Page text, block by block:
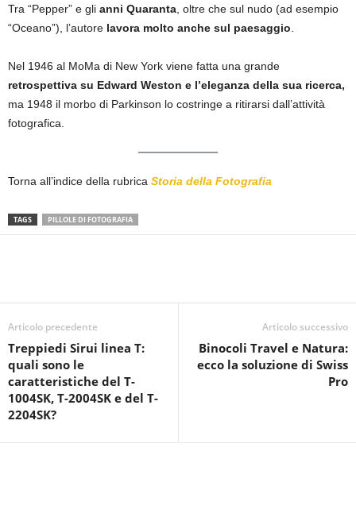
Tra “Pepper” e gli anni Quaranta , oltre che sul nudo (ad esempio
“Oceano”), l’autore lavora molto anche sul paesaggio
Nel 1946 al MoMa di New York viene fatta una grande
retrospettiva su Edward Weston e l’eleganza della sua ricerca,
ma 1948 il morbo di Parkinson lo costringe a ritirarsi dall’attività
fotografica.
Torna all’indice della rubrica Storia della Fotografia
TAGS PILLOLE DI FOTOGRAFIA
Articolo precedente
Treppiedi Sirui linea T:
quali sono le
caratteristiche del T-
1004SK, T-2004SK e del T-
2204SK?
Articolo successivo
Binocoli Travel e Natura:
ecco la soluzione di Swiss
Pro